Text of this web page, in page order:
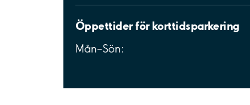
Öppettider för korttidsparkering
Mån–Sön: